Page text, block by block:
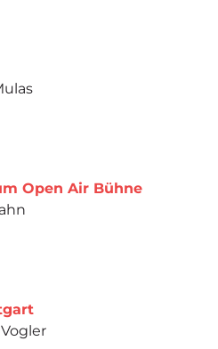
Open Air Bühne